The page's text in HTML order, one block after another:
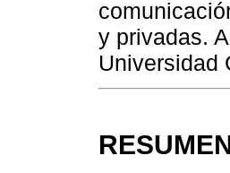
y privadas.
Universidad